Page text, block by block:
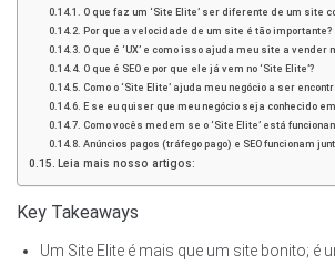
O que faz um ‘Site Elite’ ser diferente de um site
Por que a velocidade de um site é tão importante?
O que é ‘UX’ e como isso ajuda meu site a vender
O que é SEO e por que ele já vem no ‘Site Elite’?
Como o ‘Site Elite’ ajuda meu negócio a ser
E se eu quiser que meu negócio seja conhecido
Como vocês medem se o ‘Site Elite’ está
Anúncios pagos (tráfego pago) e SEO funcionam
Leia mais nosso artigos:
Key Takeaways
Um Site Elite é mais que um site bonito; é